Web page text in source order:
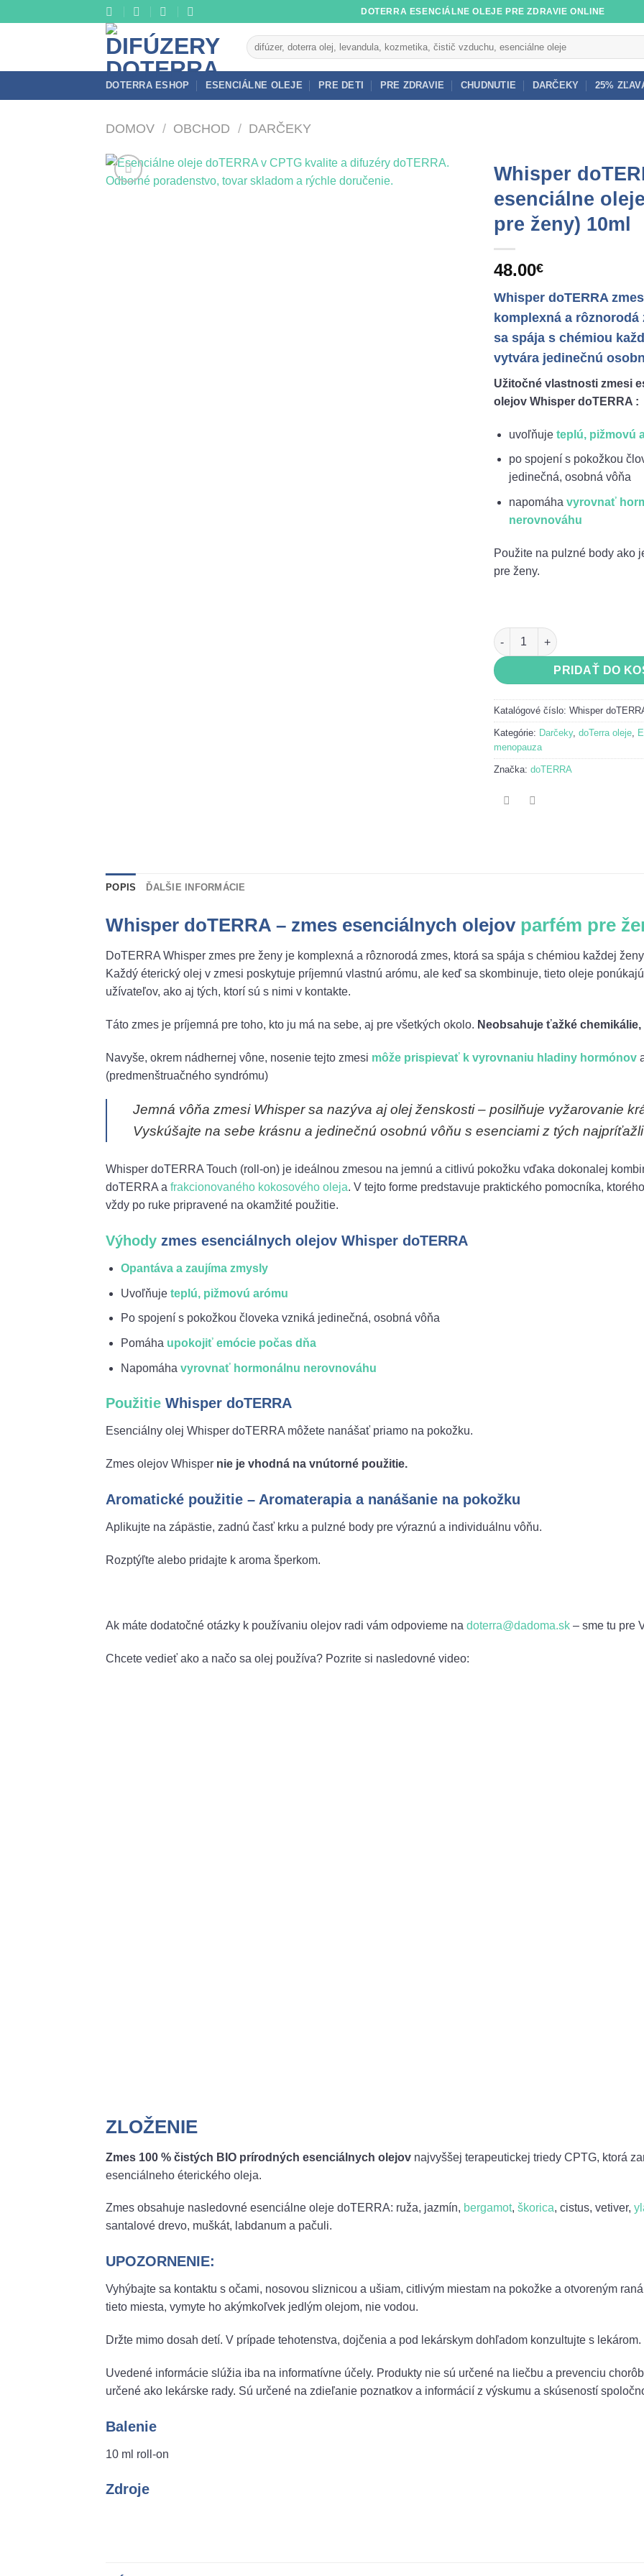
to
DOTERRA ESENCIÁLNE OLEJE PRE ZDRAVIE ONLINE
Hľadať:
DOTERRA ESHOP ESENCIÁLNE OLEJE PRE DETI PRE ZDRAVIE CHUDNUTIE DARČEKY 25%
DOMOV / OBCHOD / DARČEKY
Whisper
esenciálne
pre ženy) 10ml
48.00€
Whisper doTERRA
komplexná a rôznorodá
sa spája s chémiou
vytvára jedinečnú
Užitočné vlastnosti zmesi
olejov Whisper doTERRA :
uvoľňuje teplú, pižmovú
po spojení s pokožkou
jedinečná, osobná vôňa
napomáha vyrovnať
nerovnováhu
Použite na pulzné body ako
pre ženy.
množstvo Whisper doTERRA
PRIDAŤ DO
Katalógové číslo: Whisper
Kategórie: Darčeky, doTerra oleje,
menopauza
Značka: doTERRA
POPIS ĎALŠIE INFORMÁCIE
Whisper doTERRA – zmes esenciálnych olejov parfém pre
DoTERRA Whisper zmes pre ženy je komplexná a rôznorodá zmes, ktorá sa spája s chémiou každej
Každý éterický olej v zmesi poskytuje príjemnú vlastnú arómu, ale keď sa skombinuje, tieto oleje
užívateľov, ako aj tých, ktorí sú s nimi v kontakte.
Táto zmes je príjemná pre toho, kto ju má na sebe, aj pre všetkých okolo. Neobsahuje ťažké
Navyše, okrem nádhernej vône, nosenie tejto zmesi môže prispievať k vyrovnaniu hladiny hormónov
(predmenštruačného syndrómu)
Jemná vôňa zmesi Whisper sa nazýva aj olej ženskosti – posilňuje vyžarovanie
Vyskúšajte na sebe krásnu a jedinečnú osobnú vôňu s esenciami z tých
Whisper doTERRA Touch (roll-on) je ideálnou zmesou na jemnú a citlivú pokožku vďaka dokonalej
doTERRA a frakcionovaného kokosového oleja. V tejto forme predstavuje praktického pomocníka,
vždy po ruke pripravené na okamžité použitie.
Výhody zmes esenciálnych olejov Whisper doTERRA
Opantáva a zaujíma zmysly
Uvoľňuje teplú, pižmovú arómu
Po spojení s pokožkou človeka vzniká jedinečná, osobná vôňa
Pomáha upokojiť emócie počas dňa
Napomáha vyrovnať hormonálnu nerovnováhu
Použitie Whisper doTERRA
Esenciálny olej Whisper doTERRA môžete nanášať priamo na pokožku.
Zmes olejov Whisper nie je vhodná na vnútorné použitie.
Aromatické použitie – Aromaterapia a nanášanie na pokožku
Aplikujte na zápästie, zadnú časť krku a pulzné body pre výraznú a individuálnu vôňu.
Rozptýľte alebo pridajte k aroma šperkom.
Ak máte dodatočné otázky k používaniu olejov radi vám odpovieme na doterra@dadoma.sk – sme tu pre
Chcete vedieť ako a načo sa olej používa? Pozrite si nasledovné video:
ZLOŽENIE
Zmes 100 % čistých BIO prírodných esenciálnych olejov najvyššej terapeutickej triedy CPTG, ktorá
esenciálneho éterického oleja.
Zmes obsahuje nasledovné esenciálne oleje doTERRA: ruža, jazmín, bergamot, škorica, cistus, vetiver,
santalové drevo, muškát, labdanum a pačuli.
UPOZORNENIE:
Vyhýbajte sa kontaktu s očami, nosovou sliznicou a ušiam, citlivým miestam na pokožke a otvoreným
tieto miesta, vymyte ho akýmkoľvek jedlým olejom, nie vodou.
Držte mimo dosah detí. V prípade tehotenstva, dojčenia a pod lekárskym dohľadom konzultujte s lekárom.
Uvedené informácie slúžia iba na informatívne účely. Produkty nie sú určené na liečbu a prevenciu
určené ako lekárske rady. Sú určené na zdieľanie poznatkov a informácií z výskumu a skúseností
Balenie
10 ml roll-on
Zdroje